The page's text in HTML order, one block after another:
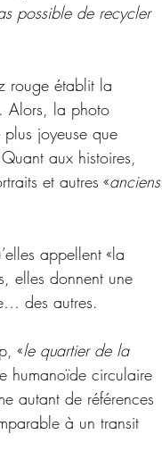
possible de recycler
rouge établit la
Alors, la photo
joyeuse que
aux histoires,
et autres «anciens
appellent «la
elles donnent une
des autres.
«le quartier de la
humanoïde circulaire
autant de références
à un transit